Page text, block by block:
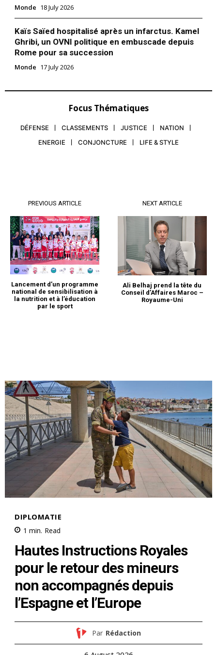
le1.ma
l'intelligence de
l'information
Insight Publications
À propos
Formules d’abonnement
Monde 18 July 2026
Kaïs Saïed hospitalisé après un infarctus. Kamel
Ghribi, un OVNI politique en embuscade depuis
Rome pour sa succession
Monde 17 July 2026
Focus Thématiques
DÉFENSE CLASSEMENTS JUSTICE
NATION
ENERGIE
CONJONCTURE LIFE & STYLE
PREVIOUS ARTICLE
Lancement d’un programme
national de sensibilisation à
la nutrition et à l’éducation
par le sport
NEXT ARTICLE
Ali Belhaj prend la tête du
Conseil d’Affaires Maroc –
Royaume-Uni